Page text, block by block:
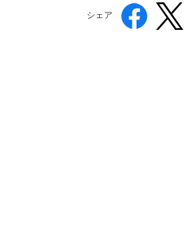
シェア